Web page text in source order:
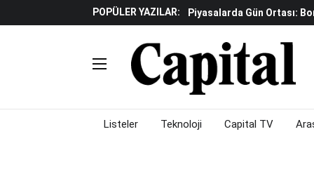
POPÜLER YAZILAR:
Yapay Zeka
Döviz Ve Altın Güne Nasıl
Küresel Piyasalarda
Piyasalarda Gün Ortası:
Listeler Teknoloji Capital TV